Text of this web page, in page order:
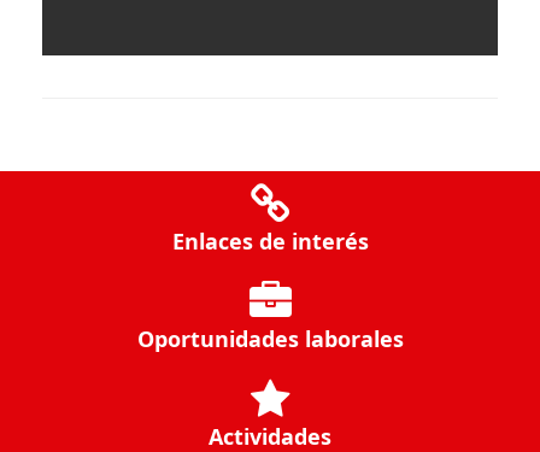
Enlaces de interés
Oportunidades laborales
Actividades